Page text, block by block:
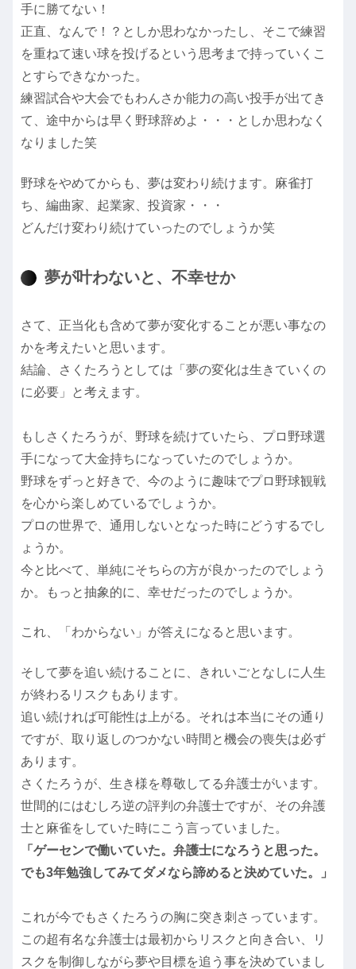
手に勝てない！
正直、なんで！？としか思わなかったし、そこで練習
を重ねて速い球を投げるという思考まで持っていくこ
とすらできなかった。
練習試合や大会でもわんさか能力の高い投手が出てき
て、途中からは早く野球辞めよ・・・としか思わなく
なりました笑
野球をやめてからも、夢は変わり続けます。麻雀打
ち、編曲家、起業家、投資家・・・
どんだけ変わり続けていったのでしょうか笑
夢が叶わないと、不幸せか
さて、正当化も含めて夢が変化することが悪い事なの
かを考えたいと思います。
結論、さくたろうとしては「夢の変化は生きていくの
に必要」と考えます。
もしさくたろうが、野球を続けていたら、プロ野球選
手になって大金持ちになっていたのでしょうか。
野球をずっと好きで、今のように趣味でプロ野球観戦
を心から楽しめているでしょうか。
プロの世界で、通用しないとなった時にどうするでし
ょうか。
今と比べて、単純にそちらの方が良かったのでしょう
か。もっと抽象的に、幸せだったのでしょうか。
これ、「わからない」が答えになると思います。
そして夢を追い続けることに、きれいごとなしに人生
が終わるリスクもあります。
追い続ければ可能性は上がる。それは本当にその通り
ですが、取り返しのつかない時間と機会の喪失は必ず
あります。
さくたろうが、生き様を尊敬してる弁護士がいます。
世間的にはむしろ逆の評判の弁護士ですが、その弁護
士と麻雀をしていた時にこう言っていました。
「ゲーセンで働いていた。弁護士になろうと思った。
でも3年勉強してみてダメなら諦めると決めていた。」
これが今でもさくたろうの胸に突き刺さっています。
この超有名な弁護士は最初からリスクと向き合い、リ
スクを制御しながら夢や目標を追う事を決めていまし